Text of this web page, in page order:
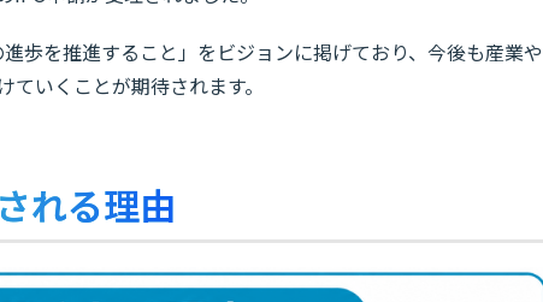
歩を推進すること」をビジョンに掲げており、今後も産業や
いくことが期待されます。
れる理由